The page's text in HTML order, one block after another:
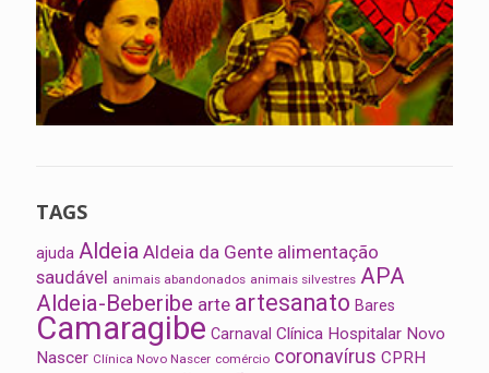
TAGS
ajuda Aldeia Aldeia da Gente alimentação
saudável animais abandonados animais silvestres APA
Aldeia-Beberibe arte artesanato Bares
Camaragibe Carnaval Clínica Hospitalar Novo
Nascer Clínica Novo Nascer comércio coronavírus CPRH